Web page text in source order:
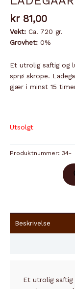
kr81,00
Vekt: Ca. 720 gr.
Grovhet: 0%
Et utrolig saftig og
sprø skrope.
gjær i minst 15
Utsolgt
Produktnummer: 34-
Beskrivelse
Et utrolig